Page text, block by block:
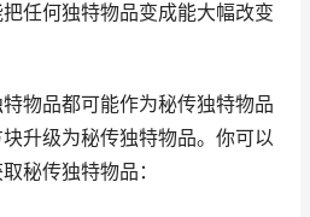
任何独特物品变成能大幅改变
品都可能作为秘传独特物品
升级为秘传独特物品。你可以
秘传独特物品：